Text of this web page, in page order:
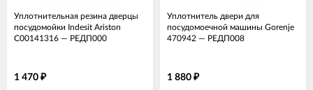
Уплотнительная резина дверцы
посудомойки Indesit Ariston
C00141316 — РЕДП000
1 470 ₽
Уплотнитель двери для
посудомоечной машины Gorenje
470942 — РЕДП008
1 880 ₽